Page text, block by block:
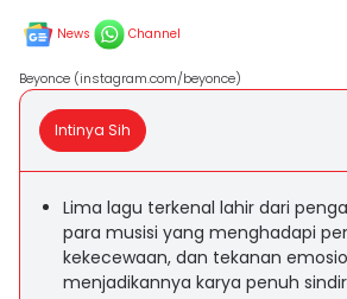
News Channel
Beyonce (instagram.com/beyonce)
Intinya Sih
Lima lagu terkenal lahir dari
para musisi yang menghadapi
kekecewaan, dan tekanan
menjadikannya karya penuh